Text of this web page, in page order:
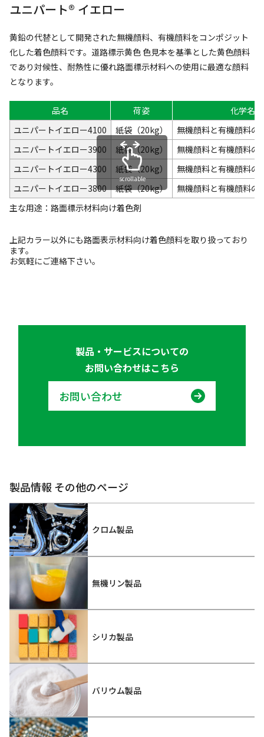
ユニパート® イエロー
黄鉛の代替として開発された無機顔料、有機顔料をコンポジット
化した着色顔料です。道路標示黄色 色見本を基準とした黄色顔料
であり対候性、耐熱性に優れ路面標示材料への使用に最適な顔料
となります。
品名 荷姿
化学名
ユニパートイエロー4100
紙袋（20kg）
無機顔料と有機顔料の
ユニパートイエロー3900
紙袋（20kg）
無機顔料と有機顔料の
ユニパートイエロー4300
紙袋（20kg）
無機顔料と有機顔料の
ユニパートイエロー3800
紙袋（20kg） 無機顔料と有機顔料の
scrollable
主な用途：路面標示材料向け着色剤
上記カラー以外にも路面表示材料向け着色顔料を取り扱っており
ます。
お気軽にご連絡下さい。
製品・サービスについての
お問い合わせはこちら
お問い合わせ
製品情報 その他のページ
クロム製品
無機リン製品
シリカ製品
バリウム製品